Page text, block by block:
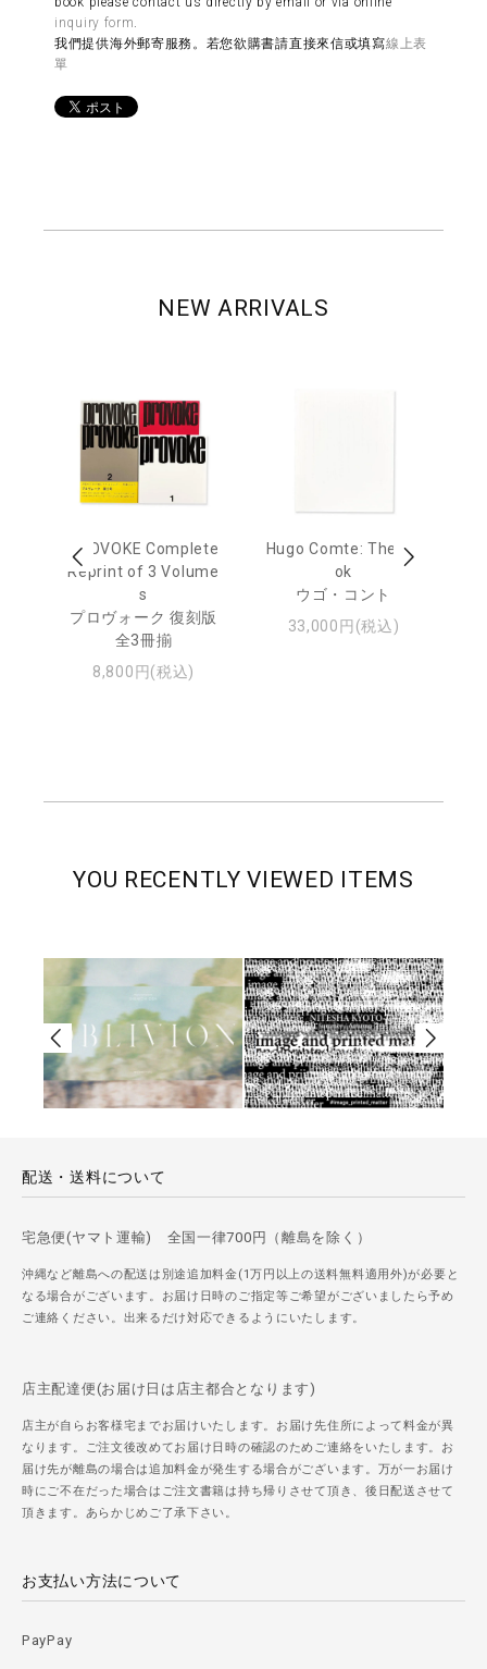
inquiry form.
我們提供海外郵寄服務。若您欲購書請直接來信或填寫線上表
單
NEW ARRIVALS
PROVOKE Complete
Reprint of 3 Volume
s
プロヴォーク 復刻版
全3冊揃
8,800円(税込)
Hugo Comte: The Bo
ok
ウゴ・コント
33,000円(税込)
YOU RECENTLY VIEWED ITEMS
配送・送料について
宅急便(ヤマト運輸) 全国一律700円（離島を除く）
沖縄など離島への配送は別途追加料金(1万円以上の送料無料適用外)が必要と
なる場合がございます。お届け日時のご指定等ご希望がございましたら予め
ご連絡ください。出来るだけ対応できるようにいたします。
店主配達便(お届け日は店主都合となります)
店主が自らお客様宅までお届けいたします。お届け先住所によって料金が異
なります。ご注文後改めてお届け日時の確認のためご連絡をいたします。お
届け先が離島の場合は追加料金が発生する場合がございます。万が一お届け
時にご不在だった場合はご注文書籍は持ち帰りさせて頂き、後日配送させて
頂きます。あらかじめご了承下さい。
お支払い方法について
PayPay